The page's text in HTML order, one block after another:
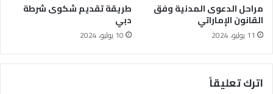
مراحل الدعوى المدنية وفق
القانون الإماراتي
11 يوليو، 2024
طريقة تقديم شكوى شرطة
دبي
10 يوليو، 2024
اترك تعليقاً